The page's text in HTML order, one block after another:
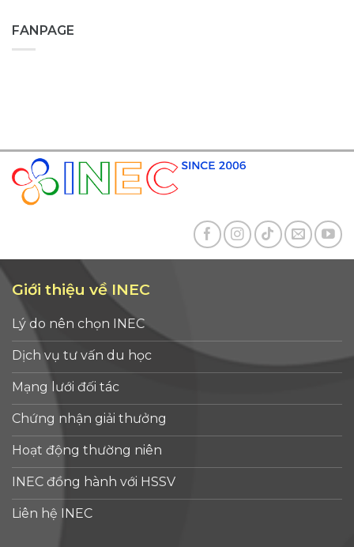
FANPAGE
Giới thiệu về INEC
Lý do nên chọn INEC
Dịch vụ tư vấn du học
Mạng lưới đối tác
Chứng nhận giải thưởng
Hoạt động thường niên
INEC đồng hành với HSSV
Liên hệ INEC